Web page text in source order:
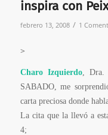
inspira con
febrero 13, 2008 / 1
>
Charo Izquierdo ,
SABADO, me
carta preciosa donde
La cita que la llevó a
4;